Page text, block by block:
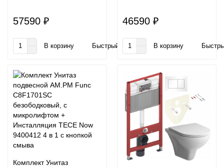
57590 ₽
В корзину Быстрый заказ
46590 ₽
В корзину
Комплект Унитаз